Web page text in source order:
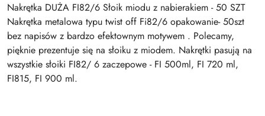
Nakrętka DUŻA FI82/6 Słoik miodu z nabierakiem - 50 SZT
Nakrętka metalowa typu twist off Fi82/6 opakowanie- 50szt
bez napisów z bardzo efektownym motywem . Polecamy,
pięknie prezentuje się na słoiku z miodem. Nakrętki pasują na
wszystkie słoiki FI82/ 6 zaczepowe - FI 500ml, FI 720 ml,
FI815, FI 900 ml.